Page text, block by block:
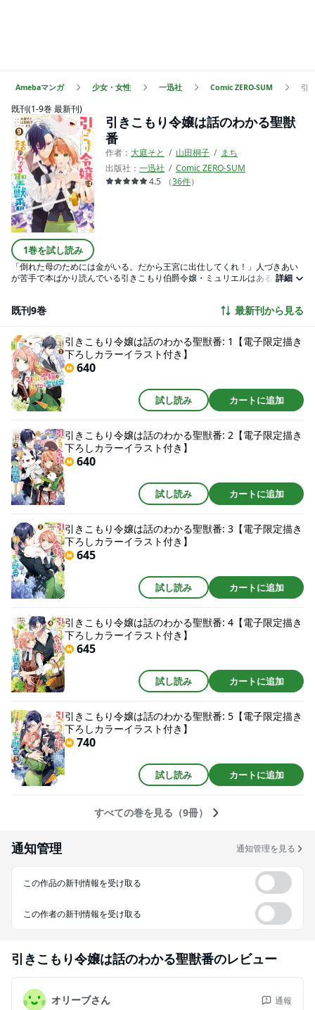
Amebaマンガ 少女・女性 一迅社 Comic ZERO-SUM 引
既刊(1-9巻 最新刊)
1巻を試し読み
引きこもり令嬢は話のわかる聖獣
番
作者： 大庭そと 山田桐子
まち
出版社： 一迅社
Comic ZERO-SUM
4.5
（36件）
「倒れた母のためには金がいる。だから王宮に出仕してくれ！」人づきあい
が苦手で本ばかり読んでいる引きこもり伯爵令嬢・ミュリエルはある日、父
官なの!? それにいつの間にか聖獣のお世話をする「聖獣番」に採用されたん
詳細
既刊9巻 最新刊から見る
引きこもり令嬢は話のわかる聖獣番: 1【電子限定描き
下ろしカラーイラスト付き】
640
試し読み カートに追加
引きこもり令嬢は話のわかる聖獣番: 2【電子限定描き
下ろしカラーイラスト付き】
640
試し読み カートに追加
引きこもり令嬢は話のわかる聖獣番: 3【電子限定描き
下ろしカラーイラスト付き】
645
試し読み カートに追加
引きこもり令嬢は話のわかる聖獣番: 4【電子限定描き
下ろしカラーイラスト付き】
645
試し読み カートに追加
引きこもり令嬢は話のわかる聖獣番: 5【電子限定描き
下ろしカラーイラスト付き】
740
試し読み カートに追加
すべての巻を見る（9冊）
通知管理 通知管理を見る
この作品の新刊情報を受け取る
この作者の新刊情報を受け取る
引きこもり令嬢は話のわかる聖獣番のレビュー
オリーブさん 通報